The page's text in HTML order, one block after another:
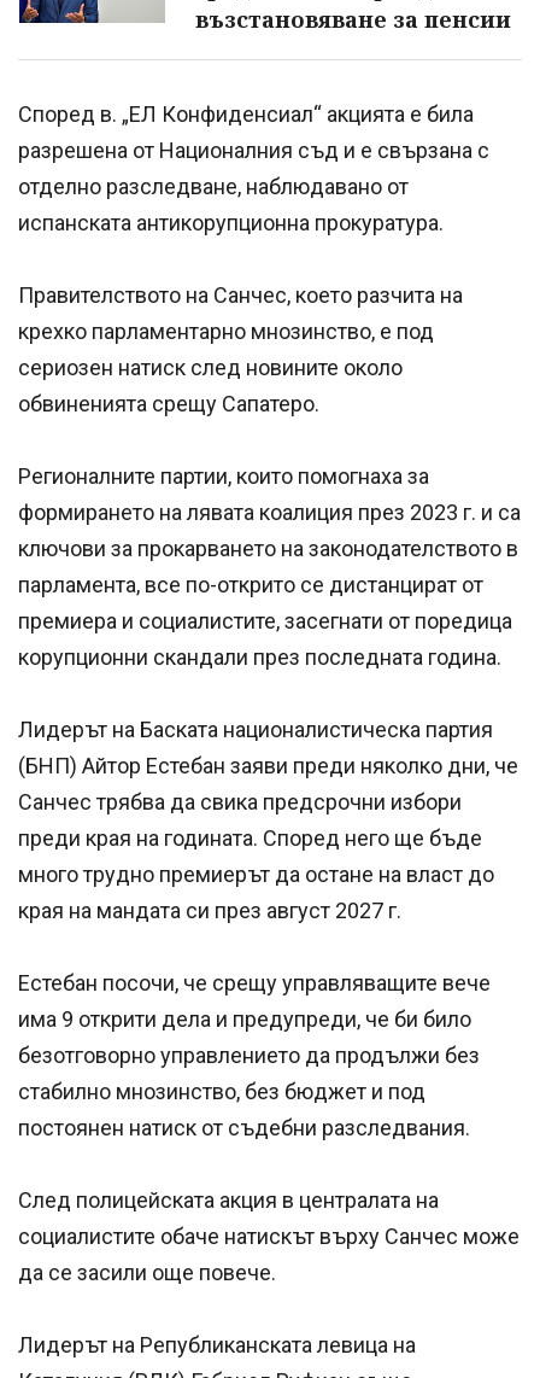
възстановяване за пенсии
Според в. „ЕЛ Конфиденсиал“ акцията е била
разрешена от Националния съд и е свързана с
отделно разследване, наблюдавано от
испанската антикорупционна прокуратура.
Правителството на Санчес, което разчита на
крехко парламентарно мнозинство, е под
сериозен натиск след новините около
обвиненията срещу Сапатеро.
Регионалните партии, които помогнаха за
формирането на лявата коалиция през 2023 г. и са
ключови за прокарването на законодателството в
парламента, все по-открито се дистанцират от
премиера и социалистите, засегнати от поредица
корупционни скандали през последната година.
Лидерът на Баската националистическа партия
(БНП) Айтор Естебан заяви преди няколко дни, че
Санчес трябва да свика предсрочни избори
преди края на годината. Според него ще бъде
много трудно премиерът да остане на власт до
края на мандата си през август 2027 г.
Естебан посочи, че срещу управляващите вече
има 9 открити дела и предупреди, че би било
безотговорно управлението да продължи без
стабилно мнозинство, без бюджет и под
постоянен натиск от съдебни разследвания.
След полицейската акция в централата на
социалистите обаче натискът върху Санчес може
да се засили още повече.
Лидерът на Републиканската левица на